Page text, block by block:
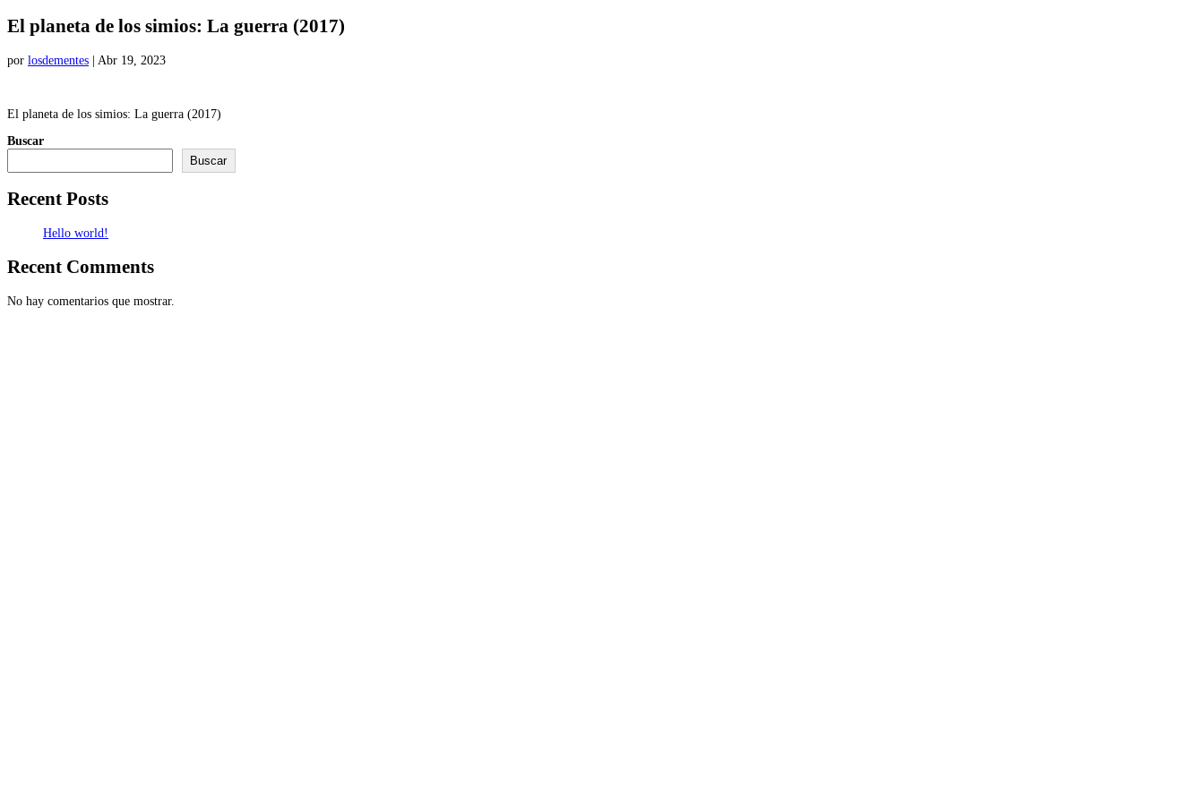
El planeta de los simios: La guerra (2017)
por losdementes Abr 19, 2023
El planeta de los simios: La guerra (2017)
Buscar
Buscar
Recent Posts
Hello world!
Recent Comments
No hay comentarios que mostrar.